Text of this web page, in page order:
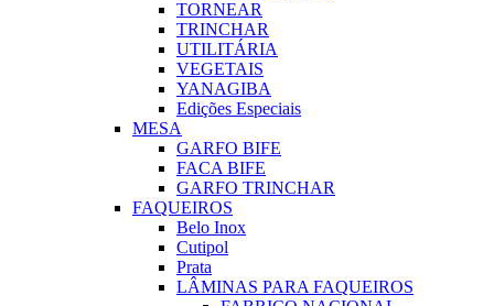
TORNEAR
TRINCHAR
UTILITÁRIA
VEGETAIS
YANAGIBA
Edições Especiais
MESA
GARFO BIFE
FACA BIFE
GARFO TRINCHAR
FAQUEIROS
Belo Inox
Cutipol
Prata
LÂMINAS PARA FAQUEIROS